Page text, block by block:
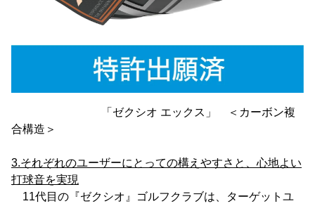
「ゼクシオ エックス」 ＜カーボン複
合構造＞
3.それぞれのユーザーにとっての構えやすさと、心地よい
打球音を実現
11代目の『ゼクシオ』ゴルフクラブは、ターゲットユ